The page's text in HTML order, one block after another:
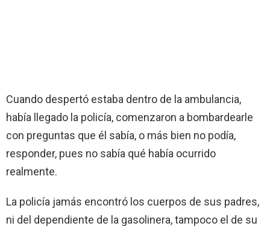
Cuando despertó estaba dentro de la ambulancia,
había llegado la policía, comenzaron a bombardearle
con preguntas que él sabía, o más bien no podía,
responder, pues no sabía qué había ocurrido
realmente.
La policía jamás encontró los cuerpos de sus padres,
ni del dependiente de la gasolinera, tampoco el de su